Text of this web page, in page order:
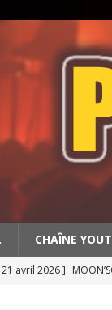
CHAÎNE
21 avril 2026 ]